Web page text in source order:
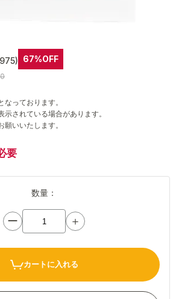
67%OFF
っております。
されている場合があります。
いいたします。
要
数量：
ー ＋
カートに入れる